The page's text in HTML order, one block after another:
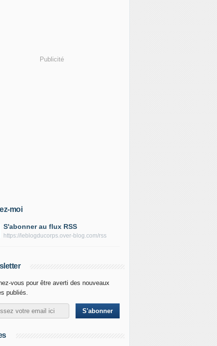
Publicité
moi
S'abonner au flux RSS
https://leblogducorps.over-blog.com/rss
vous pour être averti des nouveaux
publiés.